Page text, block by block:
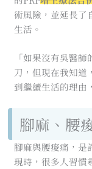
術風險，並延長了
生活。
「如果沒有吳醫
刀，但現在我知道
到繼續生活的理由
腳麻、腰
腳麻與腰痠痛，是
現時，很多人習慣